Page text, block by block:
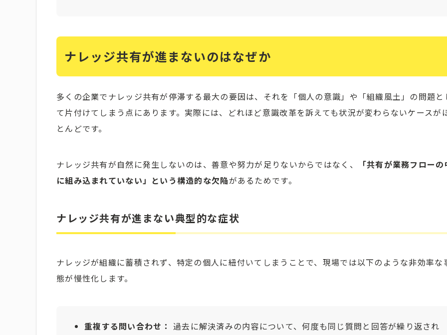
ナレッジ共有が進まないのはなぜか
多くの企業でナレッジ共有が停滞する最大の要因は、それを「個人の意識」や「組織風土」の問題と
て片付けてしまう点にあります。実際には、どれほど意識改革を訴えても状況が変わらないケースが
とんどです。
ナレッジ共有が自然に発生しないのは、善意や努力が足りないからではなく、
「共有が業務フローの
に組み込まれていない」という構造的な欠陥があるためです。
ナレッジ共有が進まない典型的な症状
ナレッジが組織に蓄積されず、特定の個人に紐付いてしまうことで、現場では以下のような非効率な
態が慢性化します。
重複する問い合わせ： 過去に解決済みの内容について、何度も同じ質問と回答が繰り返され